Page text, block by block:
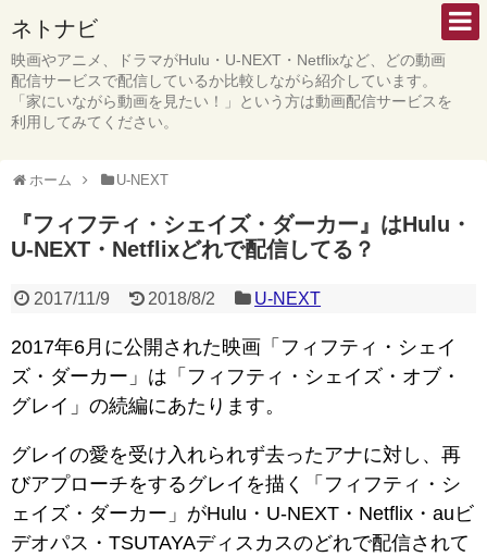
ネトナビ
映画やアニメ、ドラマがHulu・U-NEXT・Netflixなど、どの動画
配信サービスで配信しているか比較しながら紹介しています。
「家にいながら動画を見たい！」という方は動画配信サービスを
利用してみてください。
ホーム U-NEXT
『フィフティ・シェイズ・ダーカー』はHulu・
U-NEXT・Netflixどれで配信してる？
2017/11/9 2018/8/2 U-NEXT
2017年6月に公開された映画「フィフティ・シェイ
ズ・ダーカー」は「フィフティ・シェイズ・オブ・
グレイ」の続編にあたります。
グレイの愛を受け入れられず去ったアナに対し、再
びアプローチをするグレイを描く「フィフティ・シ
ェイズ・ダーカー」がHulu・U-NEXT・Netflix・auビ
デオパス・TSUTAYAディスカスのどれで配信されて